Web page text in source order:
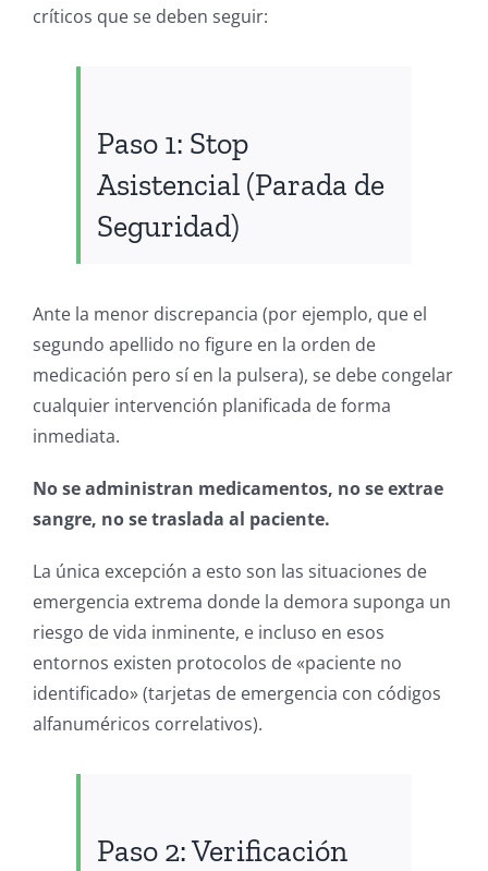
críticos que se deben seguir:
Paso 1: Stop
Asistencial (Parada de
Seguridad)
Ante la menor discrepancia (por ejemplo, que el
segundo apellido no figure en la orden de
medicación pero sí en la pulsera), se debe congelar
cualquier intervención planificada de forma
inmediata.
No se administran medicamentos, no se extrae
sangre, no se traslada al paciente.
La única excepción a esto son las situaciones de
emergencia extrema donde la demora suponga un
riesgo de vida inminente, e incluso en esos
entornos existen protocolos de «paciente no
identificado» (tarjetas de emergencia con códigos
alfanuméricos correlativos).
Paso 2: Verificación